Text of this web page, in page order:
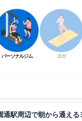
パーソナルジム ヨガ
通駅周辺で朝から通える